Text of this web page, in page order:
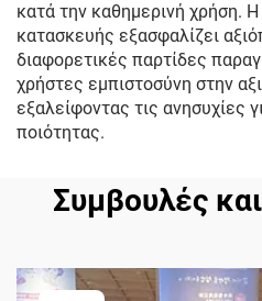
κατά την καθημερινή χρήση.
κατασκευής εξασφαλίζει
διαφορετικές παρτίδες
χρήστες εμπιστοσύνη στην
εξαλείφοντας τις ανησυχίες
ποιότητας.
Συμβουλές